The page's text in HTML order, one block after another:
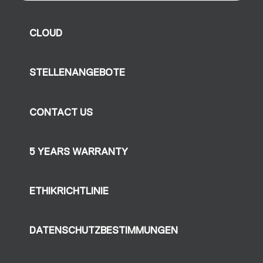
CLOUD
STELLENANGEBOTE
CONTACT US
5 YEARS WARRANTY
ETHIKRICHTLINIE
DATENSCHUTZBESTIMMUNGEN